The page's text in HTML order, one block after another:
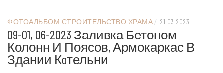
ФОТОАЛЬБОМ СТРОИТЕЛЬСТВО ХРАМА / 21.03.2023
09-01, 06-2023 Заливка Бетоном
Колонн И Поясов, Армокаркас В
Здании Кoтельни